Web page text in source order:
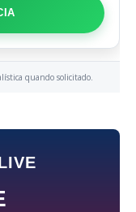
quando solicitado.